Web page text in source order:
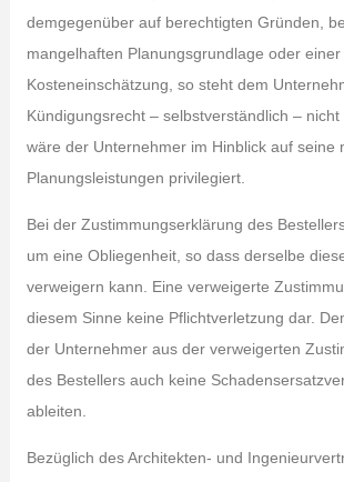
demgegenüber auf berechtigten Gründen,
mangelhaften Planungsgrundlage oder
Kosteneinschätzung, so steht dem
Kündigungsrecht – selbstverständlich – nicht
wäre der Unternehmer im Hinblick auf seine
Planungsleistungen privilegiert.
Bei der Zustimmungserklärung des
um eine Obliegenheit, so dass derselbe
verweigern kann. Eine verweigerte
diesem Sinne keine Pflichtverletzung dar.
der Unternehmer aus der verweigerten
des Bestellers auch keine
ableiten.
Bezüglich des Architekten- und